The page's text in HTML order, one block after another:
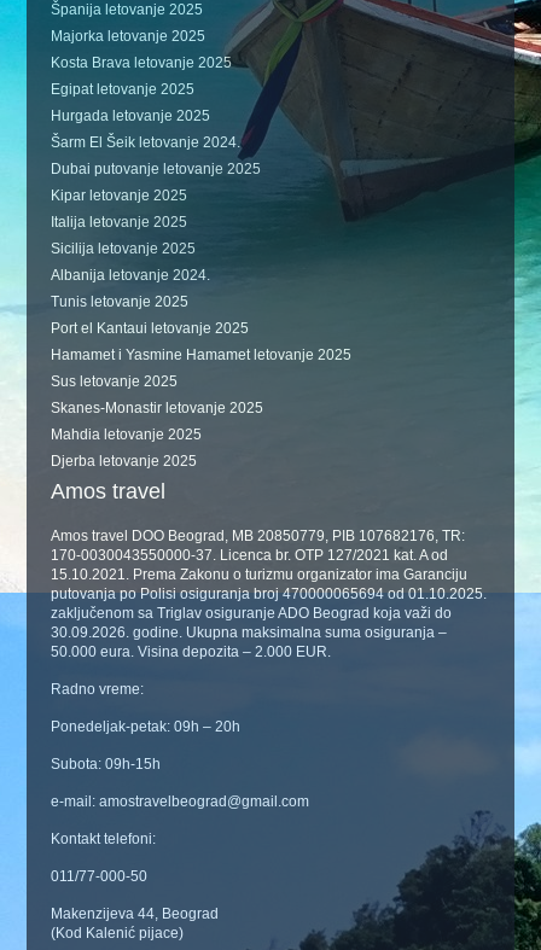
Španija letovanje 2025
Majorka letovanje 2025
Kosta Brava letovanje 2025
Egipat letovanje 2025
Hurgada letovanje 2025
Šarm El Šeik letovanje 2024.
Dubai putovanje letovanje 2025
Kipar letovanje 2025
Italija letovanje 2025
Sicilija letovanje 2025
Albanija letovanje 2024.
Tunis letovanje 2025
Port el Kantaui letovanje 2025
Hamamet i Yasmine Hamamet letovanje 2025
Sus letovanje 2025
Skanes-Monastir letovanje 2025
Mahdia letovanje 2025
Djerba letovanje 2025
Amos travel
Amos travel DOO Beograd, MB 20850779, PIB 107682176, TR:
170-0030043550000-37. Licenca br. OTP 127/2021 kat. A od
15.10.2021. Prema Zakonu o turizmu organizator ima Garanciju
putovanja po Polisi osiguranja broj 470000065694 od 01.10.2025.
zaključenom sa Triglav osiguranje ADO Beograd koja važi do
30.09.2026. godine. Ukupna maksimalna suma osiguranja –
50.000 eura. Visina depozita – 2.000 EUR.
Radno vreme:
Ponedeljak-petak: 09h – 20h
Subota: 09h-15h
e-mail: amostravelbeograd@gmail.com
Kontakt telefoni:
011/77-000-50
Makenzijeva 44, Beograd
(Kod Kalenić pijace)